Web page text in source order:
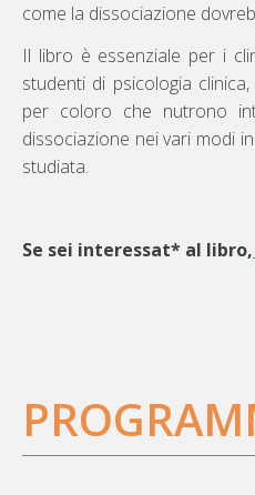
come la dissociazione
Il libro è essenziale per i
studenti di psicologia
per coloro che nutrono
dissociazione nei vari modi
studiata.
Se sei interessat* al libro,